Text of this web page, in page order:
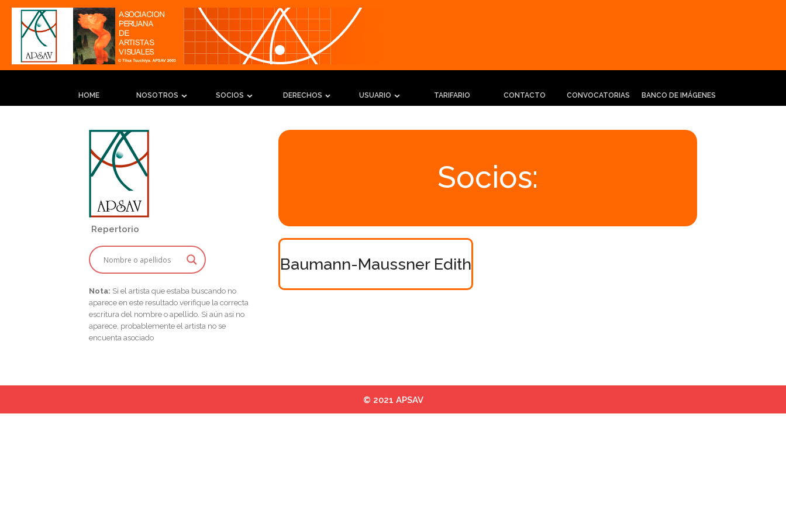
HOME NOSOTROS SOCIOS DERECHOS USUARIO TARIFARIO CONTACTO CONVOCATORIAS BANCO DE IMÁGENES
Repertorio
Nota: Si el artista que estaba buscando no
aparece en este resultado verifique la correcta
escritura del nombre o apellido. Si aún asi no
aparece, probablemente el artista no se
encuenta asociado
Socios:
Baumann-Maussner Edith
© 2021 APSAV